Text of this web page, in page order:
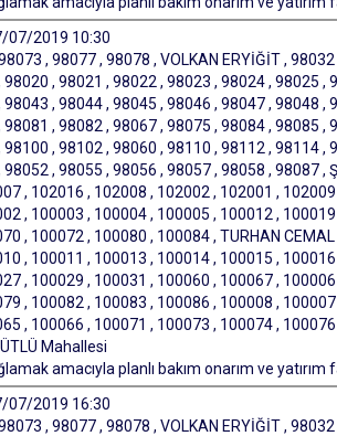
07/2019 10:30
, 98077 , 98078 , VOLKAN ERYİĞİT ,
, 98021 , 98022 , 98023 , 98024 , 98025 ,
, 98044 , 98045 , 98046 , 98047 , 98048 ,
, 98082 , 98067 , 98075 , 98084 , 98085 ,
, 98102 , 98060 , 98110 , 98112 , 98114 ,
, 98055 , 98056 , 98057 , 98058 , 98087 ,
, 102016 , 102008 , 102002 , 102001 ,
, 100003 , 100004 , 100005 , 100012 ,
, 100072 , 100080 , 100084 , TURHAN
, 100011 , 100013 , 100014 , 100015 ,
, 100029 , 100031 , 100060 , 100067 ,
, 100082 , 100083 , 100086 , 100008 ,
, 100066 , 100071 , 100073 , 100074 ,
Mahallesi
amacıyla planlı bakım onarım ve
07/2019 16:30
, 98077 , 98078 , VOLKAN ERYİĞİT ,